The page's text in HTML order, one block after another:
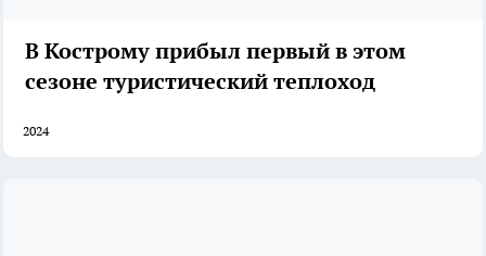
В Кострому прибыл первый в этом
сезоне туристический теплоход
2024